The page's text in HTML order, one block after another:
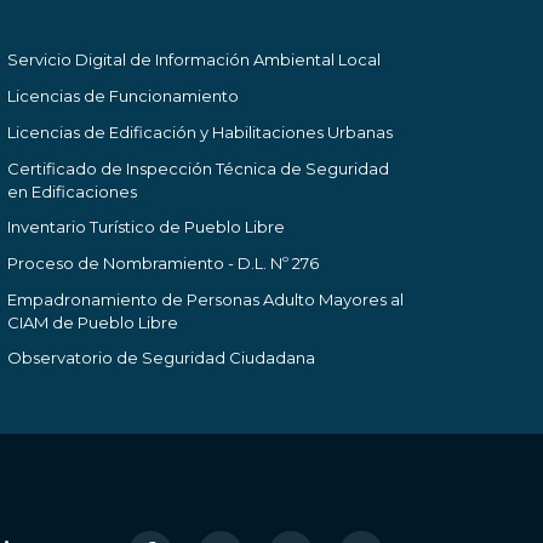
Servicio Digital de Información Ambiental Local
Licencias de Funcionamiento
Licencias de Edificación y Habilitaciones Urbanas
Certificado de Inspección Técnica de Seguridad
en Edificaciones
Inventario Turístico de Pueblo Libre
Proceso de Nombramiento - D.L. Nº 276
Empadronamiento de Personas Adulto Mayores al
CIAM de Pueblo Libre
Observatorio de Seguridad Ciudadana